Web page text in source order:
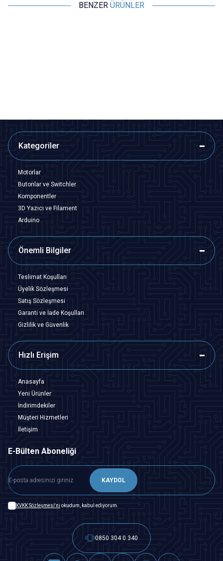
BENZER ÜRÜNLER
Kategoriler
Motorlar
Butonlar ve Switchler
Komponentler
3D Yazıcı ve Filament
Arduino
Önemli Bilgiler
Teslimat Koşulları
Üyelik Sözleşmesi
Satış Sözleşmesi
Garanti ve İade Koşulları
Gizlilik ve Güvenlik
Hızlı Erişim
Anasayfa
Yeni Ürünler
İndirimdekiler
Müşteri Hizmetleri
İletişim
E-Bülten Aboneliği
KAYDOL
KVKK Sözleşmesi'ni okudum, kabul ediyorum.
0850 304 0 340